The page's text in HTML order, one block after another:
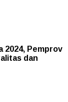
2024, Pemprov
dan